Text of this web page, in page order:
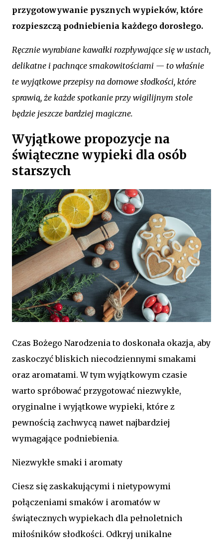
przygotowywanie pysznych wypieków, które
rozpieszczą podniebienia każdego dorosłego.
Ręcznie wyrabiane kawałki rozpływające się w ustach,
delikatne i pachnące smakowitościami — to właśnie
te wyjątkowe przepisy na domowe słodkości, które
sprawią, że każde spotkanie przy wigilijnym stole
będzie jeszcze bardziej magiczne.
Wyjątkowe propozycje na
świąteczne wypieki dla osób
starszych
Czas Bożego Narodzenia to doskonała okazja, aby
zaskoczyć bliskich niecodziennymi smakami
oraz aromatami. W tym wyjątkowym czasie
warto spróbować przygotować niezwykłe,
oryginalne i wyjątkowe wypieki, które z
pewnością zachwycą nawet najbardziej
wymagające podniebienia.
Niezwykłe smaki i aromaty
Ciesz się zaskakującymi i nietypowymi
połączeniami smaków i aromatów w
świątecznych wypiekach dla pełnoletnich
miłośników słodkości. Odkryj unikalne